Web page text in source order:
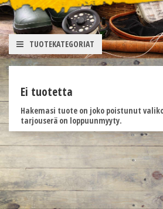
TUOTEKATEGORIAT
Ei tuotetta
Hakemasi tuote on joko poistunut
tarjouserä on loppuunmyyty.